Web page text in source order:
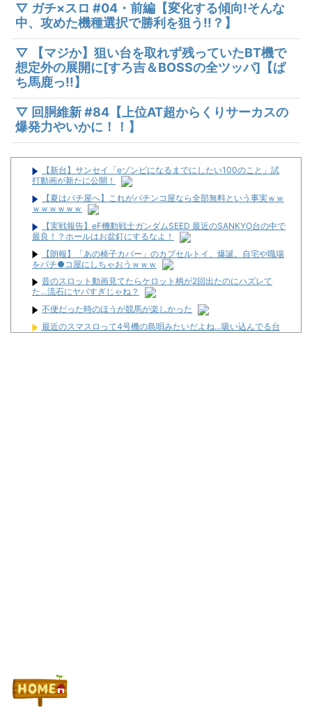
▽ ガチ×スロ #04・前編【変化する傾向!そんな
中、攻めた機種選択で勝利を狙う!!？】
▽ 【マジか】狙い台を取れず残っていたBT機で
想定外の展開に[すろ吉＆BOSSの全ツッパ]【ぱ
ち馬鹿っ!!】
▽ 回胴維新 #84【上位AT超からくりサーカスの
爆発力やいかに！！】
【新台】サンセイ「eゾンビになるまでにしたい100のこと」試
打動画が新たに公開！
【夏はパチ屋へ】これがパチンコ屋なら全部無料という事実ｗｗ
ｗｗｗｗｗｗ
【実戦報告】eF機動戦士ガンダムSEED 最近のSANKYO台の中で
最良！？ホールはお盆釘にするなよ！
【朗報】「あの椅子カバー」のカプセルトイ、爆誕。自宅や職場
をパチ●コ屋にしちゃおうｗｗｗ
昔のスロット動画見てたらケロット柄が2回出たのにハズレて
た…流石にヤバすぎじゃね？
不便だった時のほうが競馬が楽しかった
最近のスマスロって4号機の島唄みたいだよね…吸い込んでる台